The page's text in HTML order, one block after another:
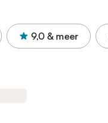
9,0 & meer